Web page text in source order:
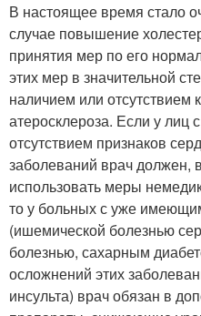
В настоящее время стало
случае повышение
принятия мер по его
этих мер в значительной
наличием или отсутствием
атеросклероза. Если у лиц
отсутствием признаков
заболеваний врач должен,
использовать меры
то у больных с уже
(ишемической болезнью
болезнью, сахарным
осложнений этих
инсульта) врач обязан в